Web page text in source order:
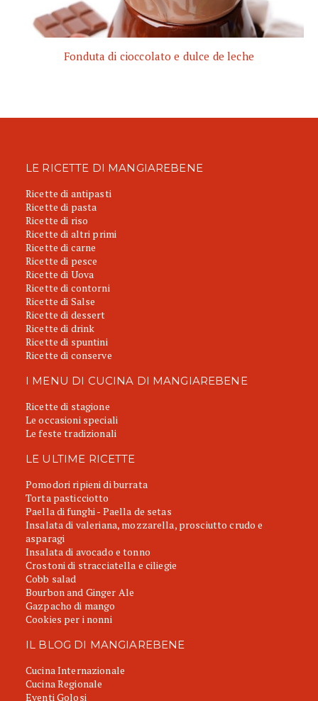
Fonduta di cioccolato e dulce de leche
LE RICETTE DI MANGIAREBENE
Ricette di antipasti
Ricette di pasta
Ricette di riso
Ricette di altri primi
Ricette di carne
Ricette di pesce
Ricette di Uova
Ricette di contorni
Ricette di Salse
Ricette di dessert
Ricette di drink
Ricette di spuntini
Ricette di conserve
I MENU DI CUCINA DI MANGIAREBENE
Ricette di stagione
Le occasioni speciali
Le feste tradizionali
LE ULTIME RICETTE
Pomodori ripieni di burrata
Torta pasticciotto
Paella di funghi - Paella de setas
Insalata di valeriana, mozzarella, prosciutto crudo e
asparagi
Insalata di avocado e tonno
Crostoni di stracciatella e ciliegie
Cobb salad
Bourbon and Ginger Ale
Gazpacho di mango
Cookies per i nonni
IL BLOG DI MANGIAREBENE
Cucina Internazionale
Cucina Regionale
Eventi Golosi